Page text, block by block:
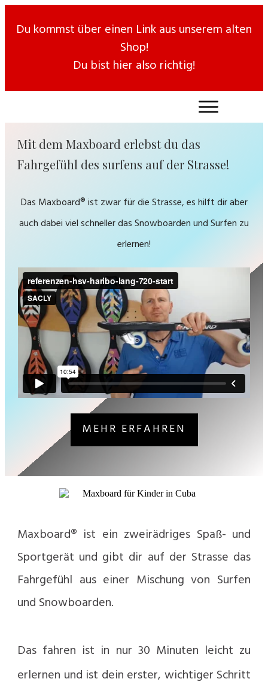
Du kommst über einen Link aus unserem alten
Shop!
Du bist hier also richtig!
Mit dem Maxboard erlebst du das
Fahrgefühl des surfens auf der Strasse!
Das Maxboard®ist zwar für die Strasse, es hilft dir aber
auch dabei viel schneller das Snowboarden und Surfen zu
erlernen!
MEHR ERFAHREN
Maxboard® ist ein zweirädriges Spaß- und
Sportgerät und gibt dir auf der Strasse das
Fahrgefühl aus einer Mischung von Surfen
und Snowboarden.
Das fahren ist in nur 30 Minuten leicht zu
erlernen und ist dein erster, wichtiger Schritt